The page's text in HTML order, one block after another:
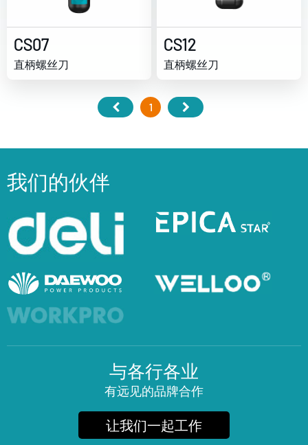
CS07
直柄螺丝刀
CS12
直柄螺丝刀
1
我们的伙伴
与各行各业
有远见的品牌合作
让我们一起工作